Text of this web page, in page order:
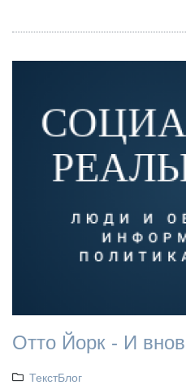
Отто Йорк - И
ТекстБлог